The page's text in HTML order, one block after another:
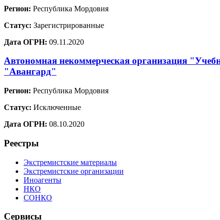
Регион: Республика Мордовия
Статус: Зарегистрированные
Дата ОГРН: 09.11.2020
Автономная некоммерческая организация
"Авангард"
Регион: Республика Мордовия
Статус: Исключенные
Дата ОГРН: 08.10.2020
Реестры
Экстремистские материалы
Экстремистские организации
Иноагенты
НКО
СОНКО
Сервисы